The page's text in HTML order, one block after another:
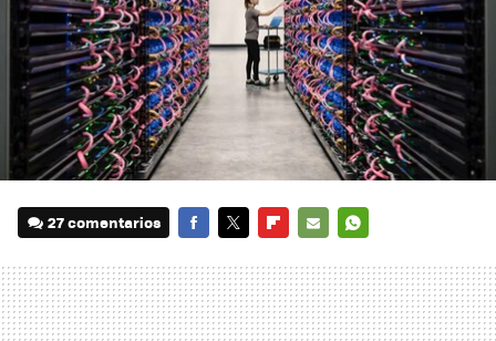
27 comentarios
MAIL